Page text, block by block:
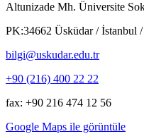
Altunizade Mh. Üniversite
PK:34662 Üsküdar / İstanbul
bilgi@uskudar.edu.tr
+90 (216) 400 22 22
fax: +90 216 474 12 56
Google Maps ile görüntüle